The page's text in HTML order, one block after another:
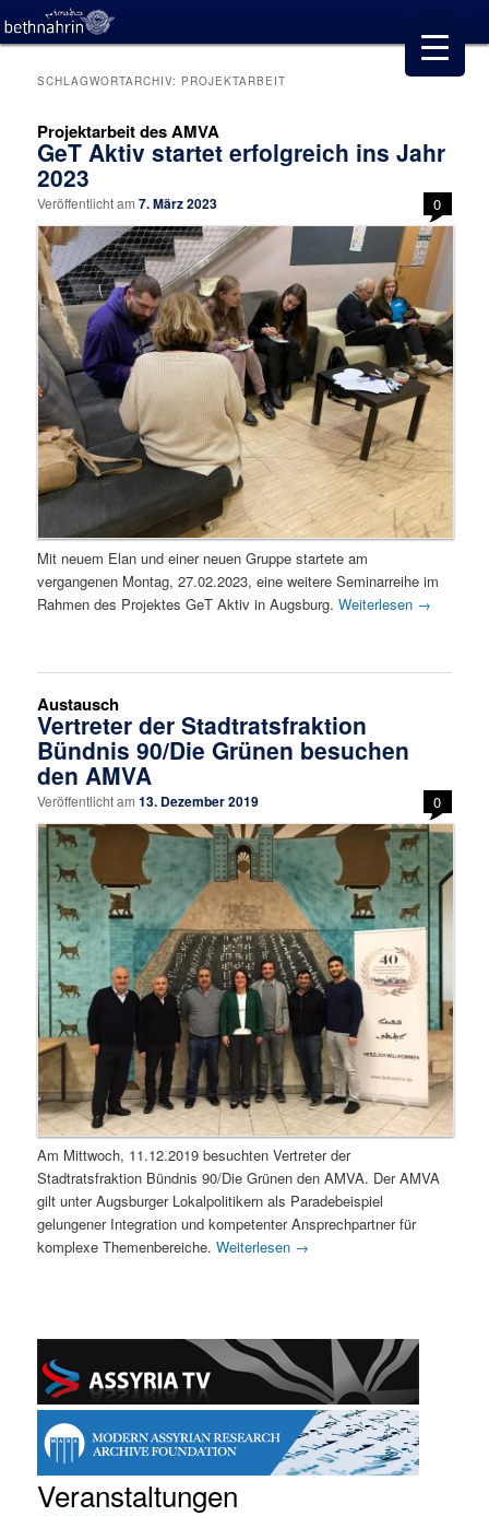
SCHLAGWORTARCHIV: PROJEKTARBEIT
Projektarbeit des AMVA
GeT Aktiv startet erfolgreich ins Jahr
2023
Veröffentlicht am7. März 2023 0
Mit neuem Elan und einer neuen Gruppe startete am
vergangenen Montag, 27.02.2023, eine weitere Seminarreihe im
Rahmen des Projektes GeT Aktiv in Augsburg.Weiterlesen →
Austausch
Vertreter der Stadtratsfraktion
Bündnis 90/Die Grünen besuchen
den AMVA
Veröffentlicht am13. Dezember 2019 0
Am Mittwoch, 11.12.2019 besuchten Vertreter der
Stadtratsfraktion Bündnis 90/Die Grünen den AMVA. Der AMVA
gilt unter Augsburger Lokalpolitikern als Paradebeispiel
gelungener Integration und kompetenter Ansprechpartner für
komplexe Themenbereiche.Weiterlesen →
Veranstaltungen